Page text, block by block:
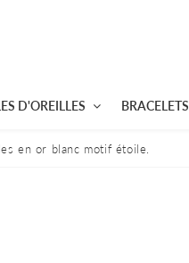
D'OREILLES BRACELETS
en or blanc motif étoile.